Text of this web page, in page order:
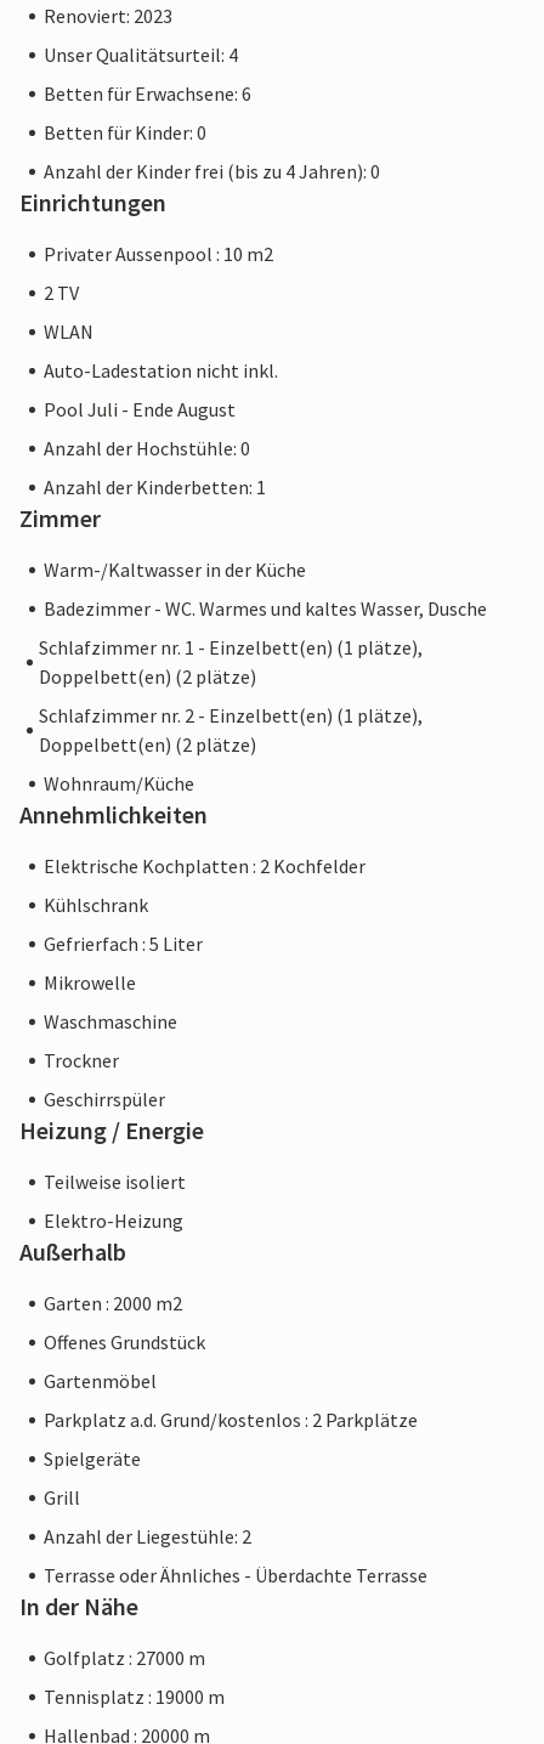
Renoviert: 2023
Unser Qualitätsurteil: 4
Betten für Erwachsene: 6
Betten für Kinder: 0
Anzahl der Kinder frei (bis zu 4 Jahren): 0
Einrichtungen
Privater Aussenpool : 10 m2
2 TV
WLAN
Auto-Ladestation nicht inkl.
Pool Juli - Ende August
Anzahl der Hochstühle: 0
Anzahl der Kinderbetten: 1
Zimmer
Warm-/Kaltwasser in der Küche
Badezimmer - WC. Warmes und kaltes Wasser, Dusche
Schlafzimmer nr. 1 - Einzelbett(en) (1 plätze),
Doppelbett(en) (2 plätze)
Schlafzimmer nr. 2 - Einzelbett(en) (1 plätze),
Doppelbett(en) (2 plätze)
Wohnraum/Küche
Annehmlichkeiten
Elektrische Kochplatten : 2 Kochfelder
Kühlschrank
Gefrierfach : 5 Liter
Mikrowelle
Waschmaschine
Trockner
Geschirrspüler
Heizung / Energie
Teilweise isoliert
Elektro-Heizung
Außerhalb
Garten : 2000 m2
Offenes Grundstück
Gartenmöbel
Parkplatz a.d. Grund/kostenlos : 2 Parkplätze
Spielgeräte
Grill
Anzahl der Liegestühle: 2
Terrasse oder Ähnliches - Überdachte Terrasse
In der Nähe
Golfplatz : 27000 m
Tennisplatz : 19000 m
Hallenbad : 20000 m